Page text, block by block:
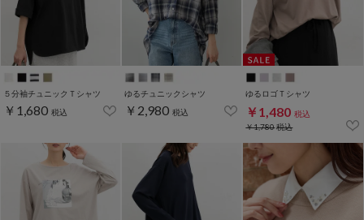
５分袖チュニックＴシャツ
￥1,680 税込
ゆるチュニックシャツ
￥2,980 税込
ゆるロゴＴシャツ
￥1,480 税込
￥1,780税込